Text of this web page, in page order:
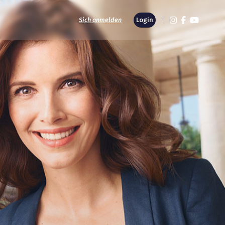
Sich anmelden Login